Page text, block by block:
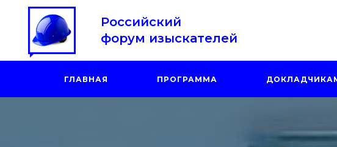
Российский
форум изыскателей
ГЛАВНАЯ ПРОГРАММА